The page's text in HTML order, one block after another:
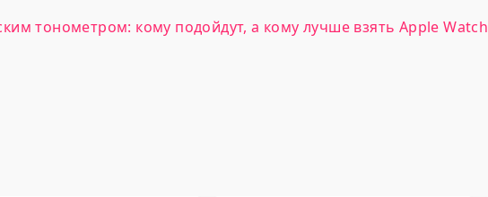
тонометром: кому подойдут, а кому лучше взять Apple Watch